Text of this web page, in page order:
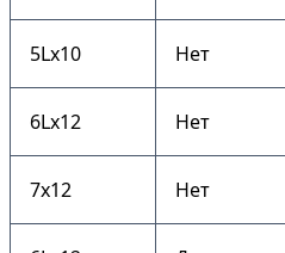
5Lх10 Нет
6Lх12 Нет
7х12 Нет